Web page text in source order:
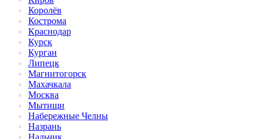
Королёв
Кострома
Краснодар
Курск
Курган
Липецк
Магнитогорск
Махачкала
Москва
Мытищи
Набережные Челны
Назрань